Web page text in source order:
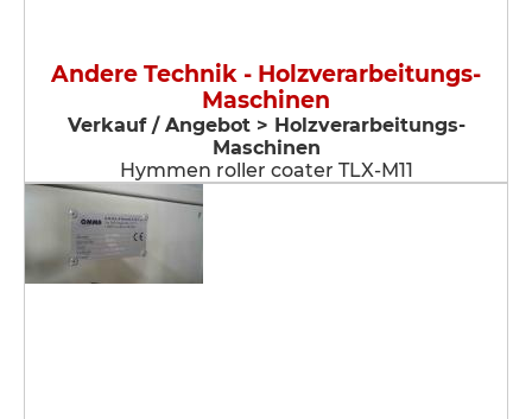
Andere Technik - Holzverarbeitungs-
Maschinen
Verkauf / Angebot > Holzverarbeitungs-
Maschinen
Hymmen roller coater TLX-M11